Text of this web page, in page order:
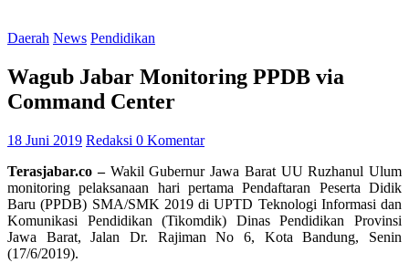
Daerah News Pendidikan
Wagub Jabar Monitoring PPDB via
Command Center
18 Juni 2019 Redaksi 0 Komentar
Terasjabar.co–Wakil Gubernur Jawa Barat UU Ruzhanul Ulum
monitoring pelaksanaan hari pertama Pendaftaran Peserta Didik
Baru (PPDB) SMA/SMK 2019 di UPTD Teknologi Informasi dan
Komunikasi Pendidikan (Tikomdik) Dinas Pendidikan Provinsi
Jawa Barat, Jalan Dr. Rajiman No 6, Kota Bandung, Senin
(17/6/2019).